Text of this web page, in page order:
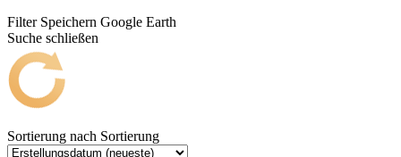
Filter Speichern Google Earth
Suche schließen
Sortierung nach Sortierung